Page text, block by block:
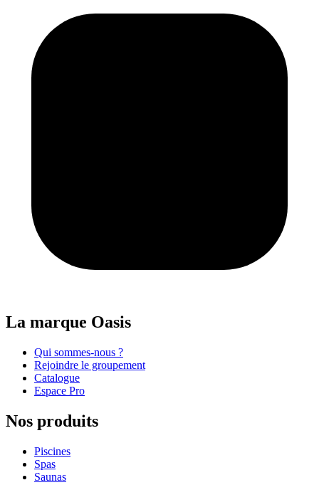
La marque Oasis
Qui sommes-nous ?
Rejoindre le groupement
Catalogue
Espace Pro
Nos produits
Piscines
Spas
Saunas